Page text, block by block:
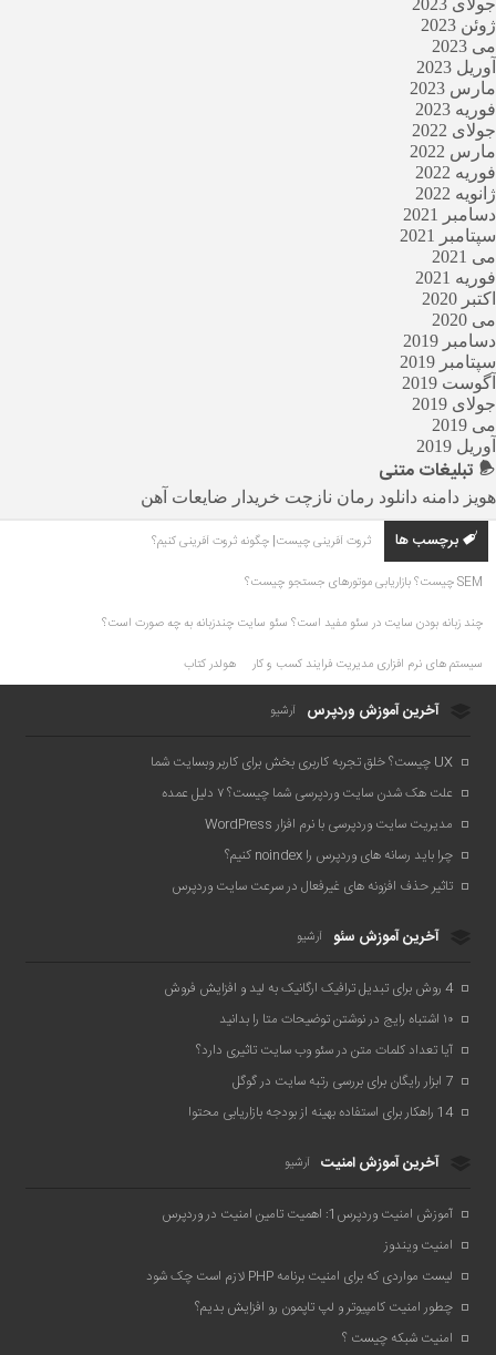
جولای 2023
ژوئن 2023
می 2023
آوریل 2023
مارس 2023
فوریه 2023
جولای 2022
مارس 2022
فوریه 2022
ژانویه 2022
دسامبر 2021
سپتامبر 2021
می 2021
فوریه 2021
اکتبر 2020
می 2020
دسامبر 2019
سپتامبر 2019
آگوست 2019
جولای 2019
می 2019
آوریل 2019
تبلیغاتمتنی
هویز دامنه دانلود رمان نازچت خریدار ضایعات آهن
برچسب ها ثروت آفرینی چیست| چگونه ثروت آفرینی کنیم؟
SEM چیست؟ بازاریابی موتورهای جستجو چیست؟
چند زبانه بودن سایت در سئو مفید است؟ سئو سایت چندزبانه به چه صورت است؟
سیستم های نرم افزاری مدیریت فرایند کسب و کار هولدر کتاب
آخرین آموزش وردپرس آرشیو
UX چیست؟ خلق تجربه کاربری بخش برای کاربر وبسایت شما
علت هک شدن سایت وردپرسی شما چیست؟ ۷ دلیل عمده
مدیریت سایت وردپرسی با نرم افزار WordPress
چرا باید رسانه های وردپرس را noindex کنیم؟
تاثیر حذف افزونه های غیرفعال در سرعت سایت وردپرس
آخرین آموزش سئو آرشیو
4 روش برای تبدیل ترافیک ارگانیک به لید و افزایش فروش
۱۰ اشتباه رایج در نوشتن توضیحات متا را بدانید
آیا تعداد کلمات متن در سئو وب سایت تاثیری دارد؟
7 ابزار رایگان برای بررسی رتبه سایت در گوگل
14 راهکار برای استفاده بهینه از بودجه بازاریابی محتوا
آخرین آموزش امنیت آرشیو
آموزش امنیت وردپرس1: اهمیت تامین امنیت در وردپرس
امنیت ویندوز
لیست مواردی که برای امنیت برنامه PHP لازم است چک شود
چطور امنیت کامپیوتر و لپ تاپمون رو افزایش بدیم؟
امنیت شبکه چیست ؟